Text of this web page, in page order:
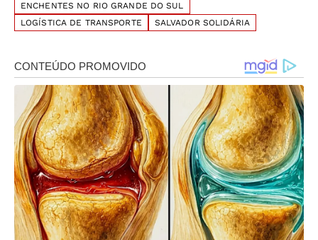
ENCHENTES NO RIO GRANDE DO SUL
LOGÍSTICA DE TRANSPORTE
SALVADOR SOLIDÁRIA